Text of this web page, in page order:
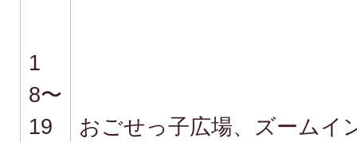
1
8〜
19
おごせっ子広場、ズームイ